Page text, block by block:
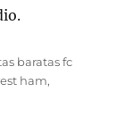
baratas fc
ham,